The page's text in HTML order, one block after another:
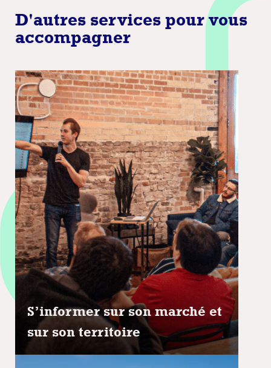
D'autres services pour vous
accompagner
S’informer sur son marché et
sur son territoire